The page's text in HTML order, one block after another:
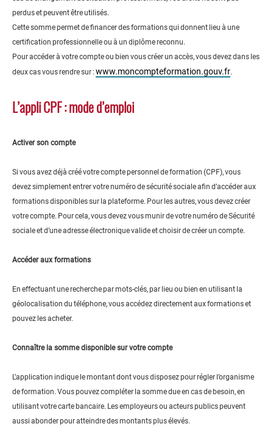
perdus et peuvent être utilisés.
Cette somme permet de financer des formations qui donnent lieu à une
certification professionnelle ou à un diplôme reconnu.
Pour accéder à votre compte ou bien vous créer un accès, vous devez dans les
deux cas vous rendre sur : www.moncompteformation.gouv.fr.
L’appli CPF : mode d’emploi
Activer son compte
Si vous avez déjà créé votre compte personnel de formation (CPF), vous
devez simplement entrer votre numéro de sécurité sociale afin d’accéder aux
formations disponibles sur la plateforme. Pour les autres, vous devez créer
votre compte. Pour cela, vous devez vous munir de votre numéro de Sécurité
sociale et d’une adresse électronique valide et choisir de créer un compte.
Accéder aux formations
En effectuant une recherche par mots-clés, par lieu ou bien en utilisant la
géolocalisation du téléphone, vous accédez directement aux formations et
pouvez les acheter.
Connaître la somme disponible sur votre compte
L’application indique le montant dont vous disposez pour régler l’organisme
de formation. Vous pouvez compléter la somme due en cas de besoin, en
utilisant votre carte bancaire. Les employeurs ou acteurs publics peuvent
aussi abonder pour atteindre des montants plus élevés.